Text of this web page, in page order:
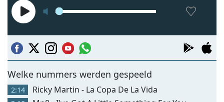
Welke nummers werden gespeeld
2:14 Ricky Martin - La Copa De La Vida